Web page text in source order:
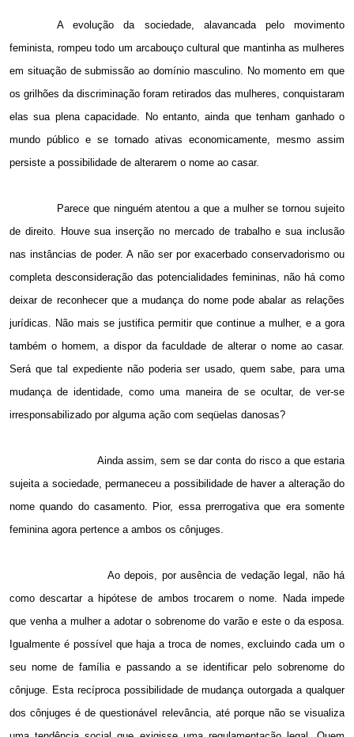
A evolução da sociedade, alavancada pelo movimento
feminista, rompeu todo um arcabouço cultural que mantinha as mulheres
em situação de submissão ao domínio masculino. No momento em que
os grilhões da discriminação foram retirados das mulheres, conquistaram
elas sua plena capacidade. No entanto, ainda que tenham ganhado o
mundo público e se tornado ativas economicamente, mesmo assim
persiste a possibilidade de alterarem o nome ao casar.
Parece que ninguém atentou a que a mulher se tornou sujeito
de direito. Houve sua inserção no mercado de trabalho e sua inclusão
nas instâncias de poder. A não ser por exacerbado conservadorismo ou
completa desconsideração das potencialidades femininas, não há como
deixar de reconhecer que a mudança do nome pode abalar as relações
jurídicas. Não mais se justifica permitir que continue a mulher, e a gora
também o homem, a dispor da faculdade de alterar o nome ao casar.
Será que tal expediente não poderia ser usado, quem sabe, para uma
mudança de identidade, como uma maneira de se ocultar, de ver-se
irresponsabilizado por alguma ação com seqüelas danosas?
Ainda assim, sem se dar conta do risco a que estaria
sujeita a sociedade, permaneceu a possibilidade de haver a alteração do
nome quando do casamento. Pior, essa prerrogativa que era somente
feminina agora pertence a ambos os cônjuges.
Ao depois, por ausência de vedação legal, não há
como descartar a hipótese de ambos trocarem o nome. Nada impede
que venha a mulher a adotar o sobrenome do varão e este o da esposa.
Igualmente é possível que haja a troca de nomes, excluindo cada um o
seu nome de família e passando a se identificar pelo sobrenome do
cônjuge. Esta recíproca possibilidade de mudança outorgada a qualquer
dos cônjuges é de questionável relevância, até porque não se visualiza